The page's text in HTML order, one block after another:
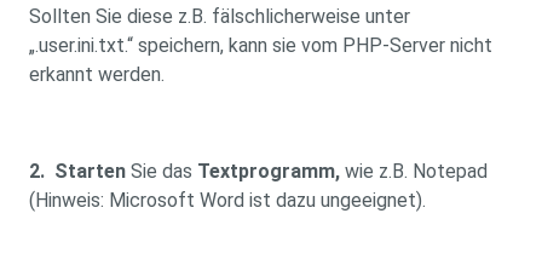
Sollten Sie diese z.B. fälschlicherweise unter
„.user.ini.txt.“ speichern, kann sie vom PHP-Server nicht
erkannt werden.
2. Starten Sie das Textprogramm, wie z.B. Notepad
(Hinweis: Microsoft Word ist dazu ungeeignet).